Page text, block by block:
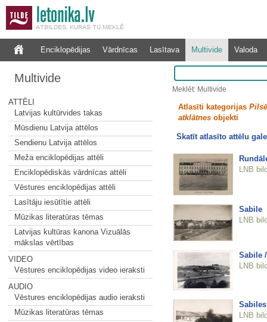
Enciklopēdijas Vārdnīcas Lasītava Multivide Valoda
Multivide
ATTĒLI
Latvijas kultūrvides takas
Mūsdienu Latvija attēlos
Sendienu Latvija attēlos
Meža enciklopēdijas attēli
Enciklopēdiskās vārdnīcas attēli
Vēstures enciklopēdijas attēli
Lasītāju iesūtītie attēli
Mūzikas literatūras tēmas
Latvijas kultūras kanona Vizuālās
mākslas vērtības
VIDEO
Vēstures enciklopēdijas video ieraksti
AUDIO
Vēstures enciklopēdijas audio ieraksti
Mūzikas literatūras tēmas
Meklēt: Multivide
Atlasīti kategorijas
atklātnesobjekti
Skatīt atlasīto attēlu
LNB
Sabile
LNB
Sabile
LNB
LNB